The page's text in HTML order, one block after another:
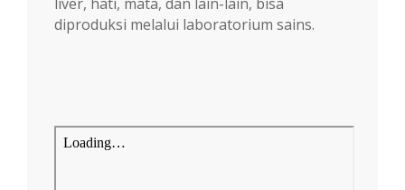
diproduksi melalui laboratorium sains.